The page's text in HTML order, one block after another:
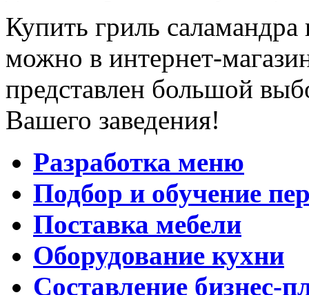
Купить гриль
можно в интернет-
представлен большой
Вашего заведения!
Разработка меню
Подбор и обучение
Поставка мебели
Оборудование кухни
Составление бизнес-